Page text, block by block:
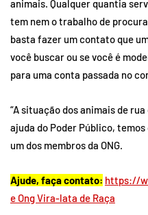
animais. Qualquer quantia
tem nem o trabalho de
basta fazer um contato que
você buscar ou se você é
para uma conta passada no
“A situação dos animais de
ajuda do Poder Público,
um dos membros da ONG.
Ajude, faça contato: https://
e Ong Vira-lata de Raça